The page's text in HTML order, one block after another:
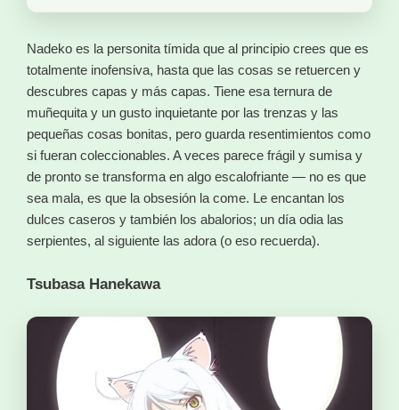
Nadeko es la personita tímida que al principio crees que es
totalmente inofensiva, hasta que las cosas se retuercen y
descubres capas y más capas. Tiene esa ternura de
muñequita y un gusto inquietante por las trenzas y las
pequeñas cosas bonitas, pero guarda resentimientos como
si fueran coleccionables. A veces parece frágil y sumisa y
de pronto se transforma en algo escalofriante — no es que
sea mala, es que la obsesión la come. Le encantan los
dulces caseros y también los abalorios; un día odia las
serpientes, al siguiente las adora (o eso recuerda).
Tsubasa Hanekawa